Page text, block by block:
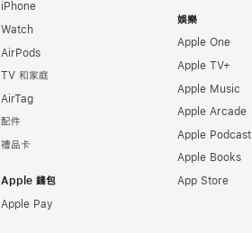
iPhone
Watch
AirPods
TV 和家庭
AirTag
配件
禮品卡
Apple 錢包
Apple Pay
娛樂
Apple One
Apple TV+
Apple Music
Apple Arcade
Apple Podcast
Apple Books
App Store